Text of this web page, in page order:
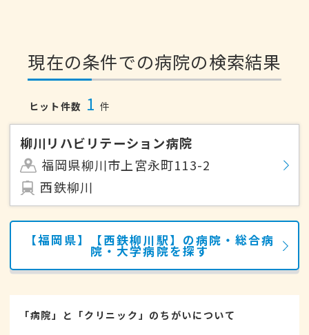
現在の条件での病院の検索結果
ヒット件数 1 件
柳川リハビリテーション病院
福岡県柳川市上宮永町113-2
西鉄柳川
【福岡県】【西鉄柳川駅】の病院・総合病
院・大学病院を探す
「病院」と「クリニック」のちがいについて